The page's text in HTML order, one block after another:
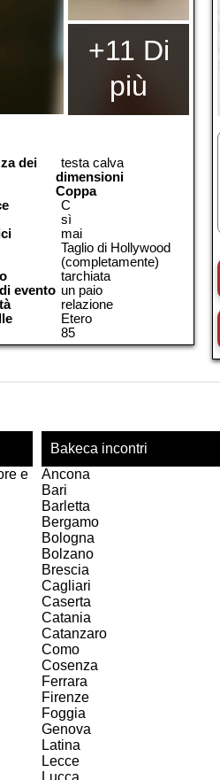
+11 Di
più
dei
testa calva
dimensioni
Coppa
C
sì
mai
Taglio di Hollywood
(completamente)
tarchiata
un paio
evento
relazione
Etero
85
e
Bakeca incontri
Ancona
Bari
Barletta
Bergamo
Bologna
Bolzano
Brescia
Cagliari
Caserta
Catania
Catanzaro
Como
Cosenza
Ferrara
Firenze
Foggia
Genova
Latina
Lecce
Lucca